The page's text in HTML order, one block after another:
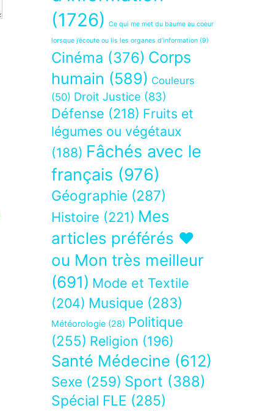
(1726)
Ce qui me met du baume au coeur
lorsque j’écoute ou lis les organes d’information (9)
Cinéma (376) Corps
humain (589) Couleurs
(50) Droit Justice (83)
Défense (218) Fruits et
légumes ou végétaux
(188) Fâchés avec le
français (976)
Géographie (287)
Histoire (221) Mes
articles préférés ❤
ou Mon très meilleur
(691) Mode et Textile
(204) Musique (283)
Météorologie (28) Politique
(255) Religion (196)
Santé Médecine (612)
Sexe (259) Sport (388)
Spécial FLE (285)